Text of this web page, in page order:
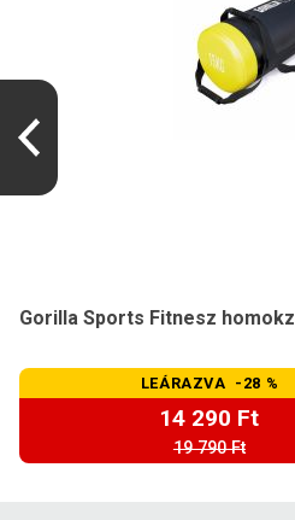
Gorilla Sports Fitnesz
LEÁRAZVA -28 %
14 290 Ft
19 790 Ft